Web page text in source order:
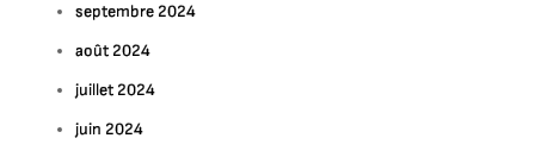
septembre 2024
août 2024
juillet 2024
juin 2024